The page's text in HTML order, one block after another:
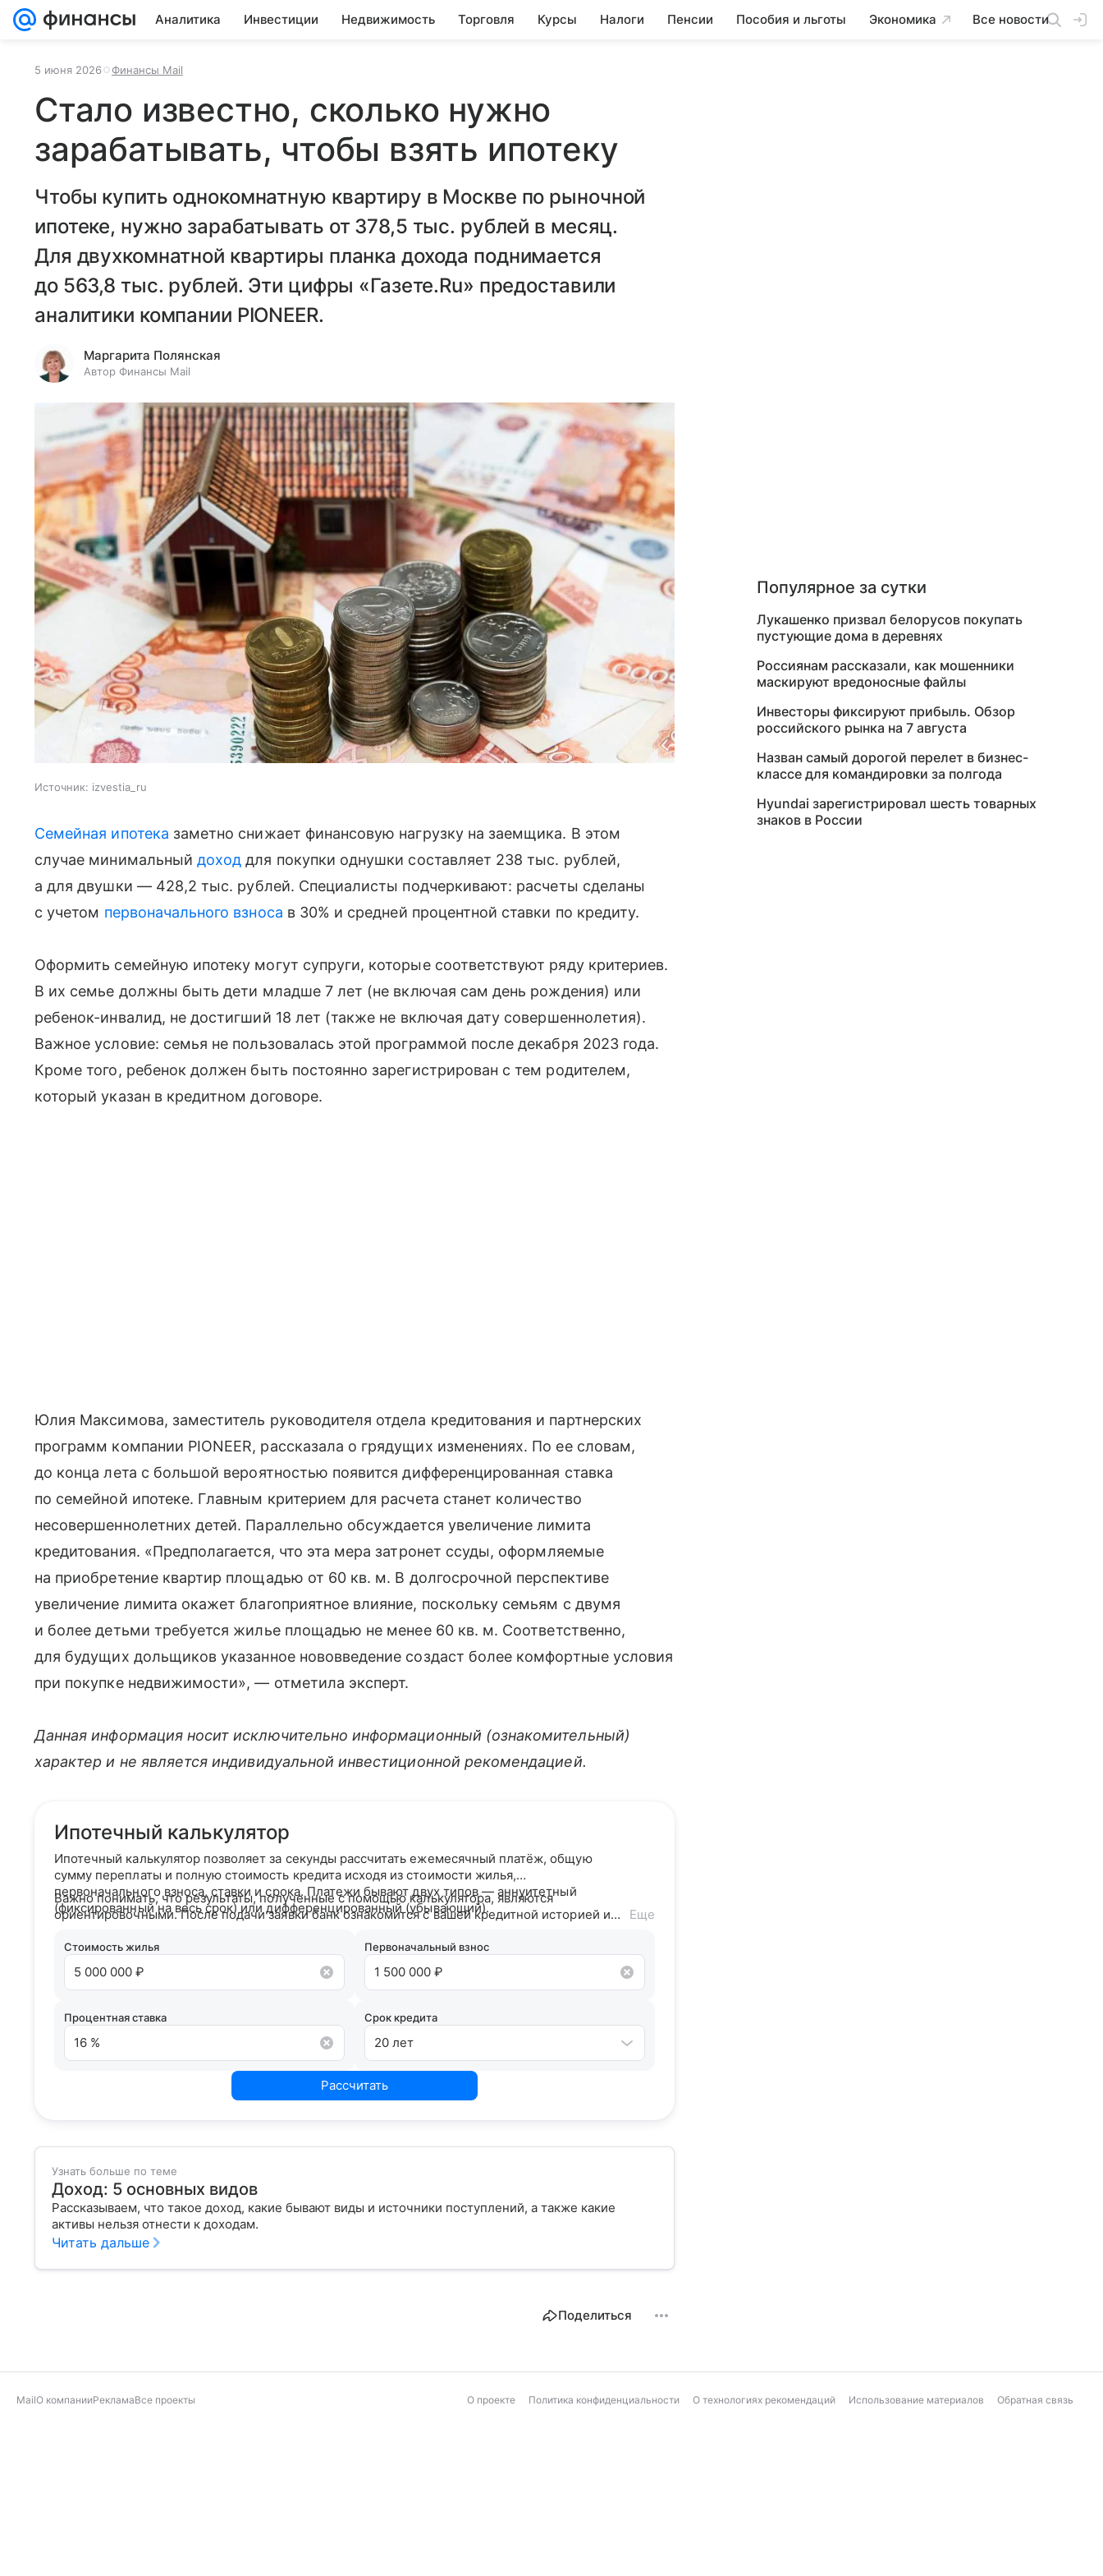
Аналитика Инвестиции Недвижимость Торговля Курсы Налоги Пенсии Пособия и льготы Экономика Все новости
5 июня 2026 Финансы Mail
Стало известно, сколько нужно
зарабатывать, чтобы взять ипотеку
Чтобы купить однокомнатную квартиру в Москве по рыночной
ипотеке, нужно зарабатывать от 378,5 тыс. рублей в месяц.
Для двухкомнатной квартиры планка дохода поднимается
до 563,8 тыс. рублей. Эти цифры «Газете.Ru» предоставили
аналитики компании PIONEER.
Маргарита Полянская
Автор Финансы Mail
Источник: izvestia_ru
Семейная ипотека заметно снижает финансовую нагрузку на заемщика. В этом
случае минимальныйдоход для покупки однушки составляет 238 тыс. рублей,
а для двушки — 428,2 тыс. рублей. Специалисты подчеркивают: расчеты сделаны
с учетом первоначального взноса в 30% и средней процентной ставки по кредиту.
Оформить семейную ипотеку могут супруги, которые соответствуют ряду критериев.
В их семье должны быть дети младше 7 лет (не включая сам день рождения) или
ребенок-инвалид, не достигший 18 лет (также не включая дату совершеннолетия).
Важное условие: семья не пользовалась этой программой после декабря 2023 года.
Кроме того, ребенок должен быть постоянно зарегистрирован с тем родителем,
который указан в кредитном договоре.
Юлия Максимова, заместитель руководителя отдела кредитования и партнерских
программ компании PIONEER, рассказала о грядущих изменениях. По ее словам,
до конца лета с большой вероятностью появится дифференцированная ставка
по семейной ипотеке. Главным критерием для расчета станет количество
несовершеннолетних детей. Параллельно обсуждается увеличение лимита
кредитования. «Предполагается, что эта мера затронет ссуды, оформляемые
на приобретение квартир площадью от 60 кв. м. В долгосрочной перспективе
увеличение лимита окажет благоприятное влияние, поскольку семьям с двумя
и более детьми требуется жилье площадью не менее 60 кв. м. Соответственно,
для будущих дольщиков указанное нововведение создаст более комфортные условия
при покупке недвижимости», — отметила эксперт.
Данная информация носит исключительно информационный (ознакомительный)
характер и не является индивидуальной инвестиционной рекомендацией.
Ипотечный калькулятор
Ипотечный калькулятор позволяет за секунды рассчитать ежемесячный платёж, общую
сумму переплаты и полную стоимость кредита исходя из стоимости жилья,
первоначального взноса, ставки и срока. Платежи бывают двух типов — аннуитетный
(фиксированный на весь срок) или дифференцированный (убывающий).
Важно понимать, что результаты, полученные с помощью калькулятора, являются
ориентировочными. После подачи заявки банк ознакомится с вашей кредитной историей и
условия сотрудничества.
Еще
Стоимость жилья Первоначальный взнос
Процентная ставка Срок кредита
20 лет
Рассчитать
Узнать больше по теме
Доход: 5 основных видов
Рассказываем, что такое доход, какие бывают виды и источники поступлений, а также какие
активы нельзя отнести к доходам.
Читать дальше
Поделиться
Популярное за сутки
Лукашенко призвал белорусов покупать
пустующие дома в деревнях
Россиянам рассказали, как мошенники
маскируют вредоносные файлы
Инвесторы фиксируют прибыль. Обзор
российского рынка на 7 августа
Назван самый дорогой перелет в бизнес-
классе для командировки за полгода
Hyundai зарегистрировал шесть товарных
знаков в России
MailО компанииРекламаВсе проекты О проекте Политика конфиденциальности О технологиях рекомендаций Использование материалов Обратная связь